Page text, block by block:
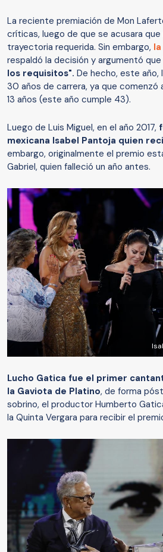
La reciente premiación de Mon
críticas, luego de que se acusara que
trayectoria requerida. Sin embargo,
respaldó la decisión y argumentó que
los requisitos". De hecho, este año,
30 años de carrera, ya que comenzó
13 años (este año cumple 43).
Luego de Luis Miguel, en el año 2017,
mexicana Isabel Pantoja quien
embargo, originalmente el premio
Gabriel, quien falleció un año antes.
Lucho Gatica fue el primer
la Gaviota de Platino, de forma
sobrino, el productor Humberto
la Quinta Vergara para recibir el